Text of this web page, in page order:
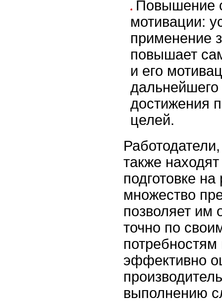
Повышение
мотивации:
применение
повышает
и его
дальнейшего
достижения
целей.
также
подготовке
множество
позволяет им
точно по
эффективно
выполнению